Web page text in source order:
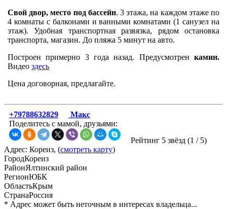
Свой двор, место под бассейн. 3 этажа, на каждом этаже по
4 комнаты с балконами и ванными комнатами (1 санузел на
этаж). Удобная транспортная развязка, рядом остановка
транспорта, магазин. До пляжа 5 минут на авто.
Построен примерно 3 года назад. Предусмотрен камин.
Видео здесь
Цена договорная, предлагайте.
+79788632829
Макс
Поделитесь с мамой, друзьями:
Рейтинг 5 звёзд (1 / 5)
Адрес: Кореиз, (смотреть карту)
ГородКореиз
РайонЯлтинский район
РегионЮБК
ОбластьКрым
СтранаРоссия
* Адрес может быть неточным в интересах владельца...